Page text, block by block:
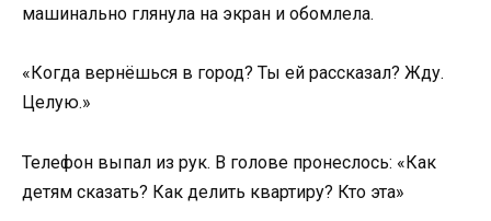
машинально глянула на экран и обомлела.
«Когда вернёшься в город? Ты ей рассказал? Жду.
Целую.»
Телефон выпал из рук. В голове пронеслось: «Как
детям сказать? Как делить квартиру? Кто эта»